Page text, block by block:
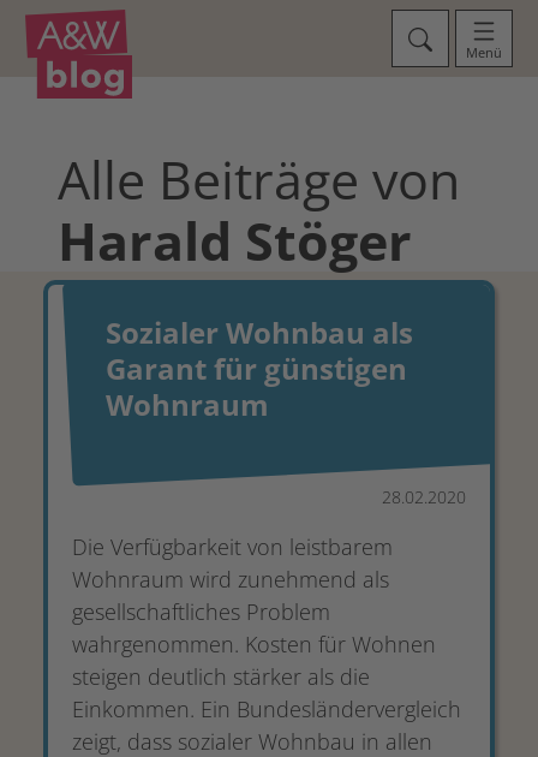
Menü
Alle Beiträge von
Harald Stöger
Sozialer Wohnbau als
Garant für günstigen
Wohnraum
Die Verfügbarkeit von leistbarem
Wohnraum wird zunehmend als
gesellschaftliches Problem
wahrgenommen. Kosten für Wohnen
steigen deutlich stärker als die
Einkommen. Ein Bundesländervergleich
zeigt, dass sozialer Wohnbau in allen
28.02.2020